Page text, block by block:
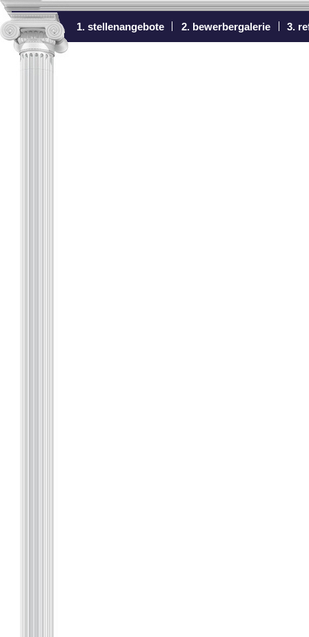
1. stellenangebote 2. bewerbergalerie 3.